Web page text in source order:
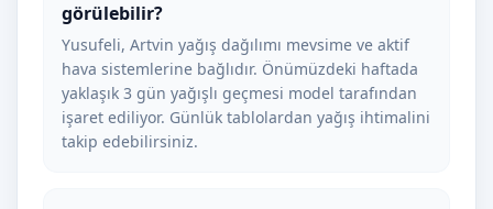
görülebilir?
Yusufeli, Artvin yağış dağılımı mevsime ve aktif
hava sistemlerine bağlıdır. Önümüzdeki haftada
yaklaşık 3 gün yağışlı geçmesi model tarafından
işaret ediliyor. Günlük tablolardan yağış ihtimalini
takip edebilirsiniz.